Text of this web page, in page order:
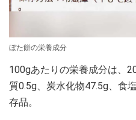
ぼた餅の栄養成分
100gあたりの栄養成分は、
質0.5g、炭水化物47.5g、食
存品。